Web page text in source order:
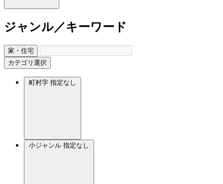
ジャンル／キーワード
家・住宅
カテゴリ選択
町村字 指定なし
小ジャンル 指定なし